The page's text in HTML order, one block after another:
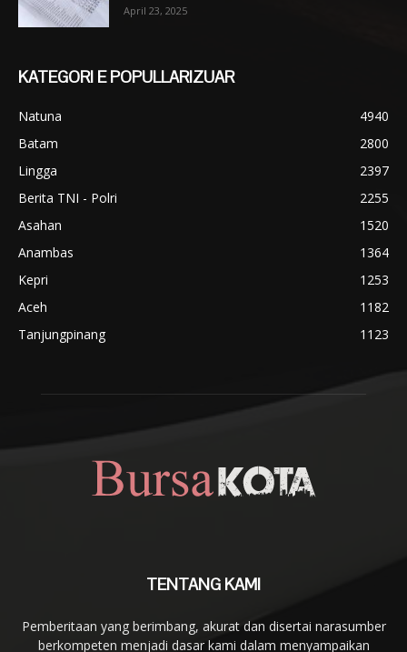
April 23, 2025
KATEGORI E POPULLARIZUAR
Natuna
4940
Batam
2800
Lingga
2397
Berita TNI - Polri
2255
Asahan
1520
Anambas
1364
Kepri
1253
Aceh
1182
Tanjungpinang
1123
TENTANG KAMI
Pemberitaan yang berimbang, akurat dan disertai narasumber
berkompeten menjadi dasar kami dalam menyampaikan